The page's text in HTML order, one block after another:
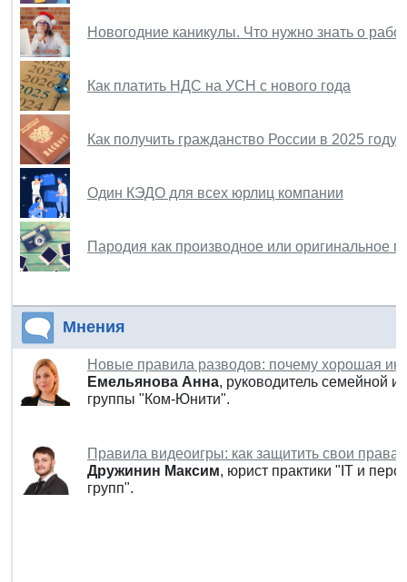
Новогодние каникулы. Что нужно знать о
Как платить НДС на УСН с нового года
Как получить гражданство России в 2025 году
Один КЭДО для всех юрлиц компании
Пародия как производное или оригинальное
Мнения
Новые правила разводов: почему хорошая
Емельянова Анна, руководитель семейной
группы "Ком-Юнити".
Правила видеоигры: как защитить свои права
Дружинин Максим, юрист практики "IТ и
групп".